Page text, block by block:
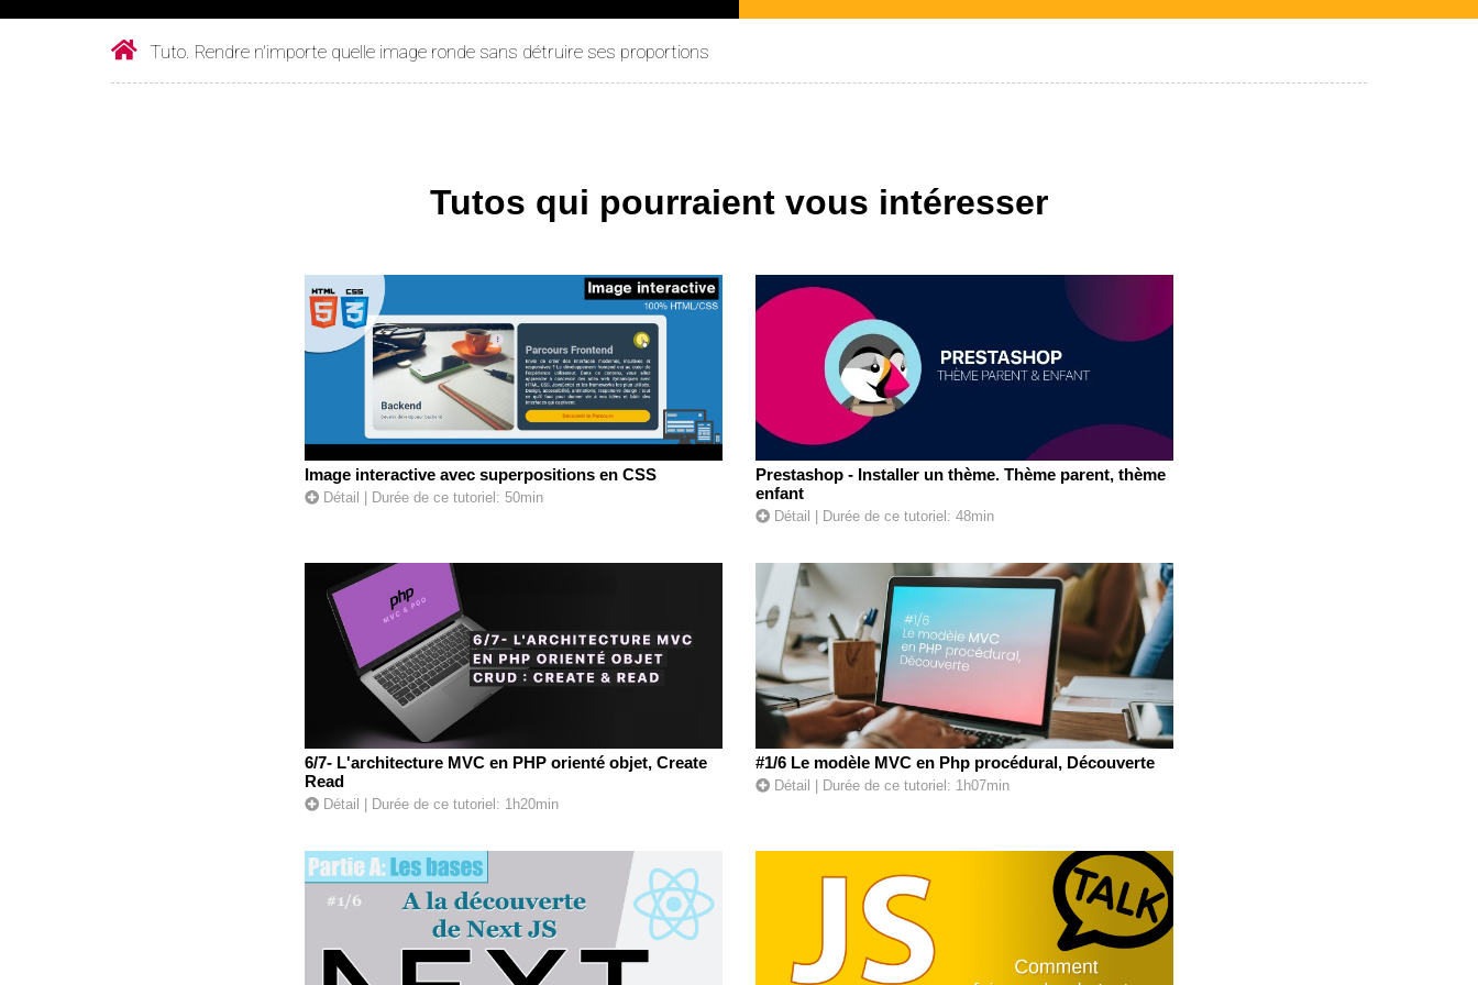
Tuto. Rendre n'importe quelle image ronde sans détruire ses proportions
Tutos qui pourraient vous intéresser
Image interactive avec superpositions en CSS
Détail | Durée de ce tutoriel: 50min
Prestashop - Installer un thème. Thème parent, thème
enfant
Détail | Durée de ce tutoriel: 48min
6/7- L'architecture MVC en PHP orienté objet, Create
Read
Détail | Durée de ce tutoriel: 1h20min
#1/6 Le modèle MVC en Php procédural, Découverte
Détail | Durée de ce tutoriel: 1h07min